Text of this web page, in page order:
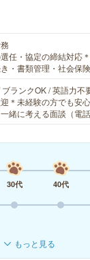
任・協定の締結対応
・書類管理・社会保
ランクOK / 英語力不
＊未経験の方でも安
緒に考える面談（電
30代 40代
もっと見る